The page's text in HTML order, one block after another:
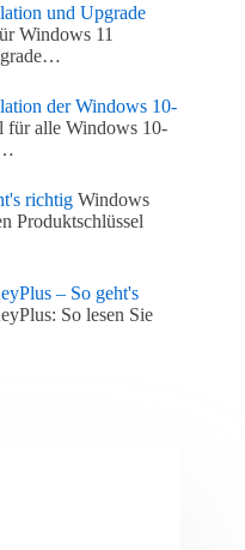
und Upgrade
Windows 11
der Windows 10-
für alle Windows 10-
richtig Windows
Produktschlüssel
– So geht's
So lesen Sie